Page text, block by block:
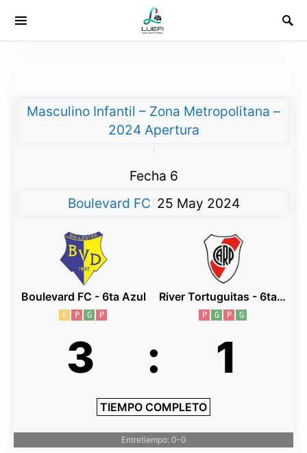
Masculino Infantil – Zona Metropolitana –
2024 Apertura
Fecha 6
Boulevard FC 25 May 2024
Boulevard FC - 6ta Azul
E P G P
3 : 1
TIEMPO COMPLETO
River Tortuguitas - 6ta Rojo
P G P G
Entretiempo: 0-0